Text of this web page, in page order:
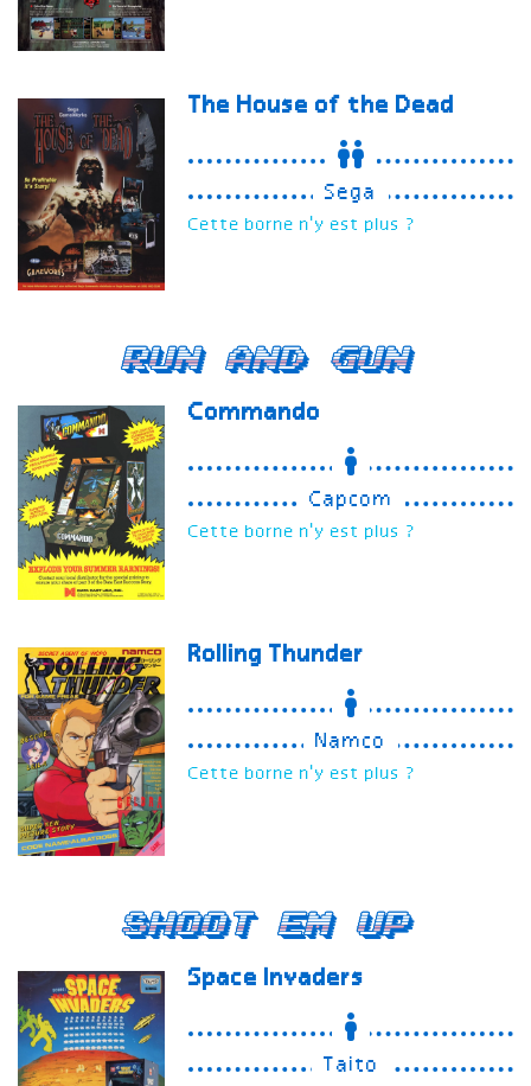
The House of the Dead
Sega
Cette borne n'y est plus ?
Run and Gun
Commando
Capcom
Cette borne n'y est plus ?
Rolling Thunder
Namco
Cette borne n'y est plus ?
Shoot em Up
Space Invaders
Taito